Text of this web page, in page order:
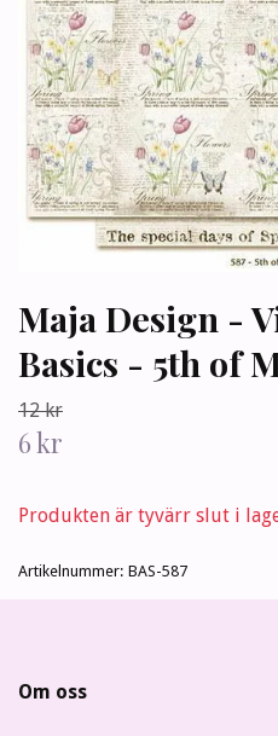
Maja Design -
Basics - 5th of
12 kr
6 kr
Produkten är tyvärr slut i
Artikelnummer: BAS-587
Om oss